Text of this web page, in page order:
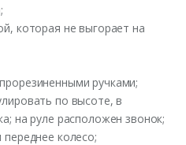
которая не выгорает на
ручками;
по высоте, в
на руле расположен звонок;
колесо;